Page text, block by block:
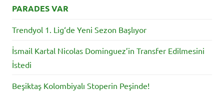
PARADES VAR
Trendyol 1. Lig‘de Yeni Sezon Başlıyor
İsmail Kartal Nicolas Dominguez’in Transfer Edilmesini
İstedi
Beşiktaş Kolombiyalı Stoperin Peşinde!